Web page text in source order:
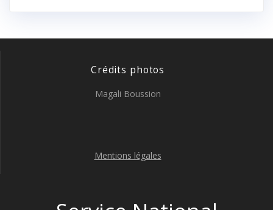
Crédits photos
Magali Boussion
Mentions légales